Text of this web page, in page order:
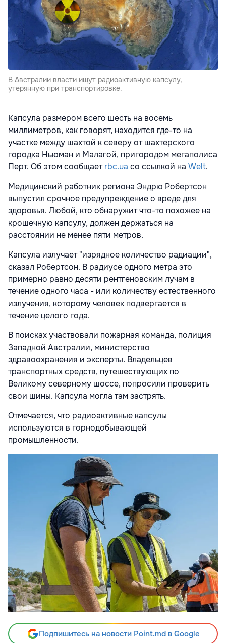
В Австралии власти ищут радиоактивную капсулу,
утерянную при транспортировке.
Капсула размером всего шесть на восемь
миллиметров, как говорят, находится где-то на
участке между шахтой к северу от шахтерского
городка Ньюман и Малагой, пригородом мегаполиса
Перт. Об этом сообщаетrbc.ua со ссылкой на Welt.
Медицинский работник региона Эндрю Робертсон
выпустил срочное предупреждение о вреде для
здоровья. Любой, кто обнаружит что-то похожее на
крошечную капсулу, должен держаться на
расстоянии не менее пяти метров.
Капсула излучает "изрядное количество радиации",
сказал Робертсон. В радиусе одного метра это
примерно равно десяти рентгеновским лучам в
течение одного часа - или количеству естественного
излучения, которому человек подвергается в
течение целого года.
В поисках участвовали пожарная команда, полиция
Западной Австралии, министерство
здравоохранения и эксперты. Владельцев
транспортных средств, путешествующих по
Великому северному шоссе, попросили проверить
свои шины. Капсула могла там застрять.
Отмечается, что радиоактивные капсулы
используются в горнодобывающей
промышленности.
Подпишитесь на новости Point.md в Google